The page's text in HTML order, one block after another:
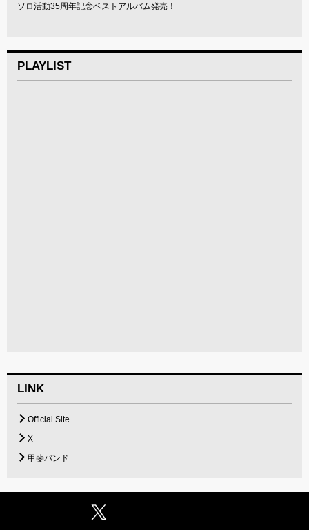
ソロ活動35周年記念ベストアルバム発売！
PLAYLIST
LINK
Official Site
X
甲斐バンド